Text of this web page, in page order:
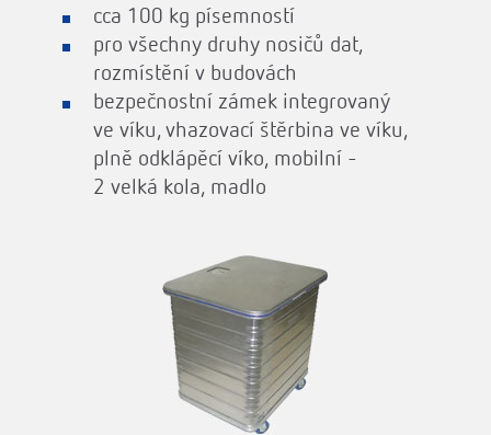
cca 100 kg písemností
pro všechny druhy nosičů dat,
rozmístění v budovách
bezpečnostní zámek integrovaný
ve víku, vhazovací štěrbina ve víku,
plně odklápěcí víko, mobilní -
2 velká kola, madlo